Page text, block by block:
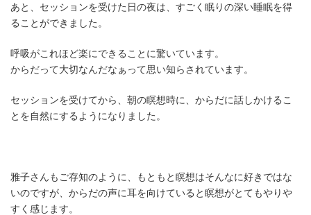
あと、セッションを受けた日の夜は、すごく眠りの深い睡眠を得
ることができました。
呼吸がこれほど楽にできることに驚いています。
からだって大切なんだなぁって思い知らされています。
セッションを受けてから、朝の瞑想時に、からだに話しかけるこ
とを自然にするようになりました。
雅子さんもご存知のように、もともと瞑想はそんなに好きではな
いのですが、からだの声に耳を向けていると瞑想がとてもやりや
すく感じます。